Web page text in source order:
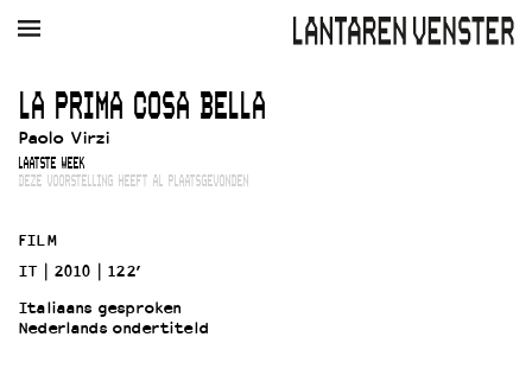
AGENDA FILM MUZIEK RESTAURANT
Winkelmandje
Zoek
Openingstijden & contact
Bereikbaarheid
Kaartverkoop
LA PRIMA COSA BELLA
Paolo Virzi
LAATSTE WEEK
DEZE VOORSTELLING HEEFT AL PLAATSGEVONDEN
FILM
IT
2010
122’
Italiaans gesproken
Nederlands ondertiteld